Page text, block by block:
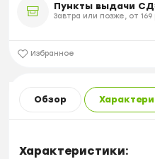
Пункты выдачи
Завтра или позже, от 169
Избранное
Обзор
Характеристики: